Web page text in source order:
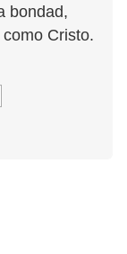
bondad,
Cristo.